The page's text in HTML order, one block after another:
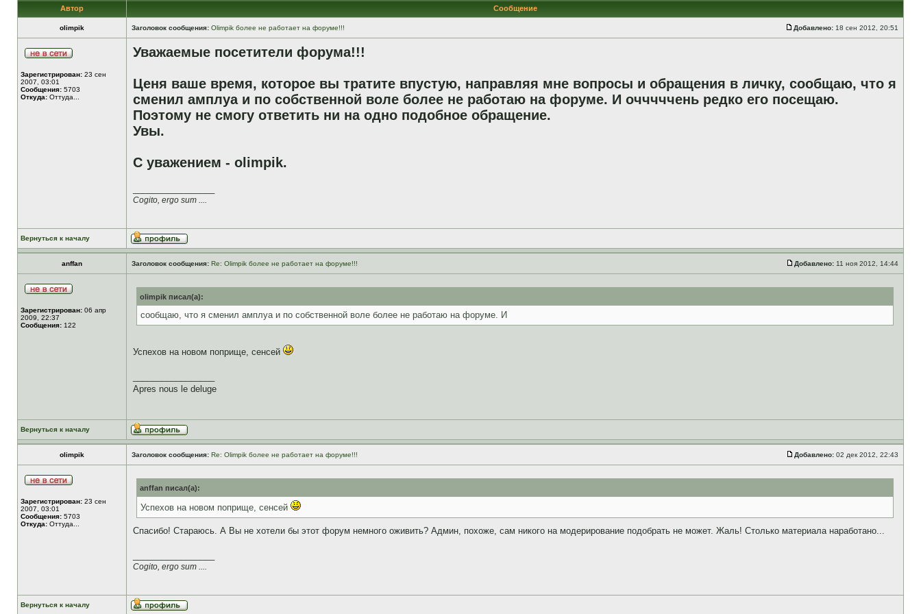
Автор Сообщение
olimpik Заголовок сообщения: Olimpik более не работает на форуме!!! Добавлено: 18 сен 2012, 20:51
Зарегистрирован: 23 сен
2007, 03:01
Сообщения: 5703
Откуда: Оттуда...
Уважаемые посетители форума!!!
Ценя ваше время, которое вы тратите впустую, направляя мне вопросы и обращения в личку, сообщаю, что я
сменил амплуа и по собственной воле более не работаю на форуме. И очччччень редко его посещаю.
Поэтому не смогу ответить ни на одно подобное обращение.
Увы.
С уважением - olimpik.
Cogito, ergo sum ....
Вернуться к началу
anffan Заголовок сообщения: Re: Olimpik более не работает на форуме!!! Добавлено: 11 ноя 2012, 14:44
Зарегистрирован: 06 апр
2009, 22:37
Сообщения: 122
olimpik писал(а):
сообщаю, что я сменил амплуа и по собственной воле более не работаю на форуме. И
Успехов на новом поприще, сенсей
Apres nous le deluge
Вернуться к началу
olimpik Заголовок сообщения: Re: Olimpik более не работает на форуме!!! Добавлено: 02 дек 2012, 22:43
Зарегистрирован: 23 сен
2007, 03:01
Сообщения: 5703
Откуда: Оттуда...
anffan писал(а):
Успехов на новом поприще, сенсей
Спасибо! Стараюсь. А Вы не хотели бы этот форум немного оживить? Админ, похоже, сам никого на модерирование подобрать не может. Жаль! Столько материала наработано...
Cogito, ergo sum ....
Вернуться к началу